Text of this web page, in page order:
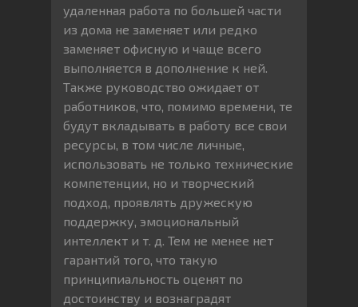
удаленная работа по большей части
из дома не заменяет или редко
заменяет офисную и чаще всего
выполняется в дополнение к ней.
Также руководство ожидает от
работников, что, помимо времени, те
будут вкладывать в работу все свои
ресурсы, в том числе личные,
использовать не только технические
компетенции, но и творческий
подход, проявлять дружескую
поддержку, эмоциональный
интеллект и т. д. Тем не менее нет
гарантий того, что такую
принципиальность оценят по
достоинству и вознаградят